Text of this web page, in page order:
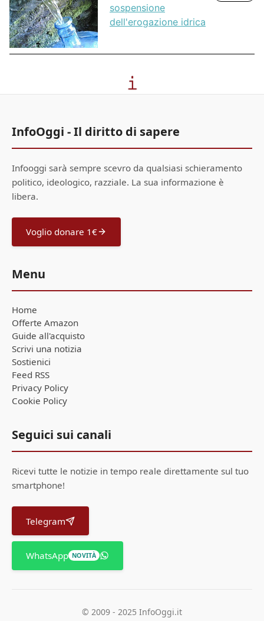
sospensione
dell'erogazione idrica
InfoOggi - Il diritto di sapere
Infooggi sarà sempre scevro da qualsiasi schieramento
politico, ideologico, razziale. La sua informazione è
libera.
Voglio donare 1€
Menu
Home
Offerte Amazon
Guide all'acquisto
Scrivi una notizia
Sostienici
Feed RSS
Privacy Policy
Cookie Policy
Seguici sui canali
Ricevi tutte le notizie in tempo reale direttamente sul tuo
smartphone!
Telegram
WhatsApp NOVITÀ
© 2009 - 2025 InfoOggi.it